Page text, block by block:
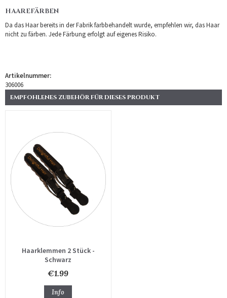
HAAREFÄRBEN
Da das Haar bereits in der Fabrik farbbehandelt wurde, empfehlen wir, das Haar
nicht zu färben. Jede Färbung erfolgt auf eigenes Risiko.
Artikelnummer:
306006
EMPFOHLENES ZUBEHÖR FÜR DIESES PRODUKT
Haarklemmen 2 Stück -
Schwarz
€1.99
Info